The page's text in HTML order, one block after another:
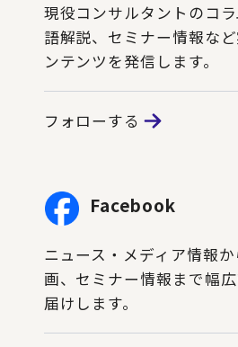
現役コンサルタントのコ
語解説、セミナー情報な
ンテンツを発信します。
フォローする
Facebook
ニュース・メディア情報
画、セミナー情報まで幅
届けします。